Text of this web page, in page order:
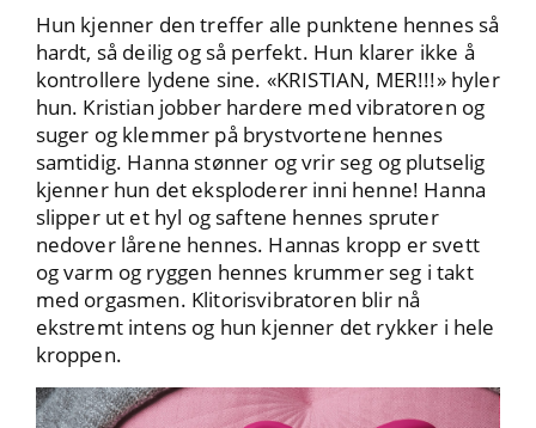
Hun kjenner den treffer alle punktene hennes så
hardt, så deilig og så perfekt. Hun klarer ikke å
kontrollere lydene sine. «KRISTIAN, MER!!!» hyler
hun. Kristian jobber hardere med vibratoren og
suger og klemmer på brystvortene hennes
samtidig. Hanna stønner og vrir seg og plutselig
kjenner hun det eksploderer inni henne! Hanna
slipper ut et hyl og saftene hennes spruter
nedover lårene hennes. Hannas kropp er svett
og varm og ryggen hennes krummer seg i takt
med orgasmen. Klitorisvibratoren blir nå
ekstremt intens og hun kjenner det rykker i hele
kroppen.